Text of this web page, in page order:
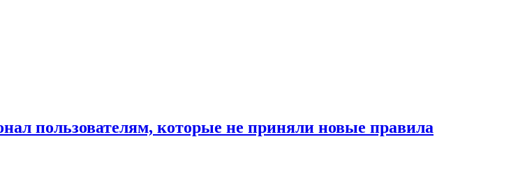
пользователям, которые не приняли новые правила